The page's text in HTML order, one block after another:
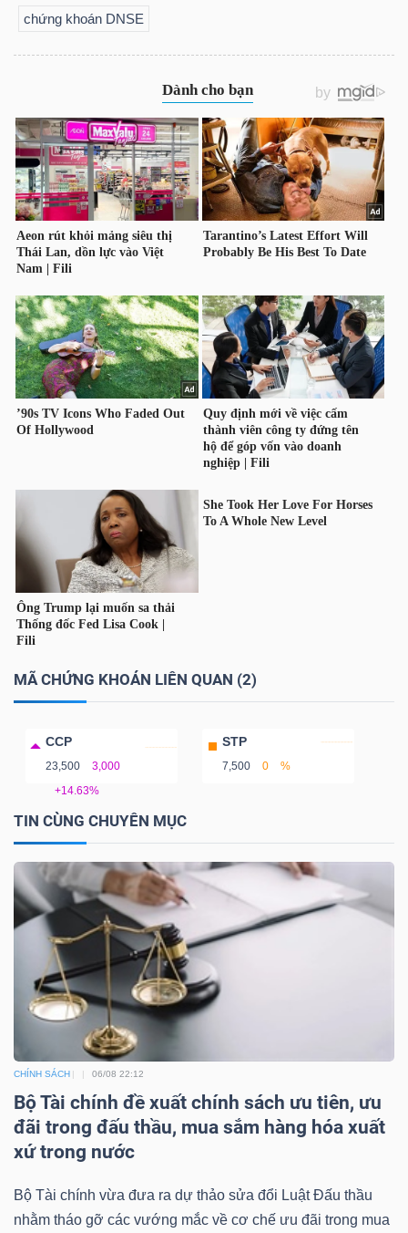
chứng khoán DNSE
MÃ CHỨNG KHOÁN LIÊN QUAN (2)
CCP
23,500
3,000
+14.63%
STP
7,500 0 %
TIN CÙNG CHUYÊN MỤC
CHÍNH SÁCH 06/08 22:12
Bộ Tài chính đề xuất chính sách ưu tiên, ưu
đãi trong đấu thầu, mua sắm hàng hóa xuất
xứ trong nước
Bộ Tài chính vừa đưa ra dự thảo sửa đổi Luật Đấu thầu
nhằm tháo gỡ các vướng mắc về cơ chế ưu đãi trong mua